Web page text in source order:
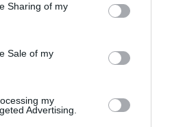
behaviour. You may click to
and its third-party tags to
purposes in below Google
Sharing of my
Sale of my
my
Advertising.
3,6 εκατομμύρια
κέντρο